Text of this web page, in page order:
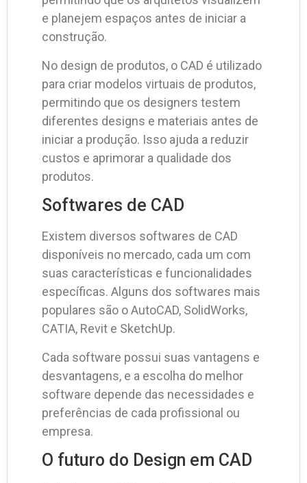
e planejem espaços antes de iniciar a
construção.
No design de produtos, o CAD é utilizado
para criar modelos virtuais de produtos,
permitindo que os designers testem
diferentes designs e materiais antes de
iniciar a produção. Isso ajuda a reduzir
custos e aprimorar a qualidade dos
produtos.
Softwares de CAD
Existem diversos softwares de CAD
disponíveis no mercado, cada um com
suas características e funcionalidades
específicas. Alguns dos softwares mais
populares são o AutoCAD, SolidWorks,
CATIA, Revit e SketchUp.
Cada software possui suas vantagens e
desvantagens, e a escolha do melhor
software depende das necessidades e
preferências de cada profissional ou
empresa.
O futuro do Design em CAD